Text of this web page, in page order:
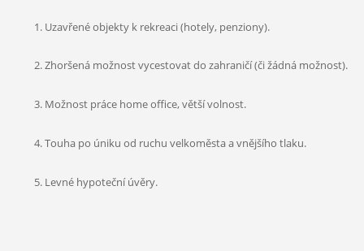
Uzavřené objekty k rekreaci (hotely, penziony).
Zhoršená možnost vycestovat do zahraničí (či žádná možnost).
Možnost práce home office, větší volnost.
Touha po úniku od ruchu velkoměsta a vnějšího tlaku.
Levné hypoteční úvěry.